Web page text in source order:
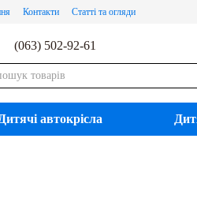
Контакти Статті та огляди
(063) 502-92-61
Дитячі автокрісла